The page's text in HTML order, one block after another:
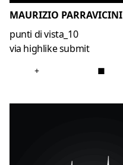
MAURIZIO PARRAVICINI
punti di vista_10
via highlike submit
+ ■